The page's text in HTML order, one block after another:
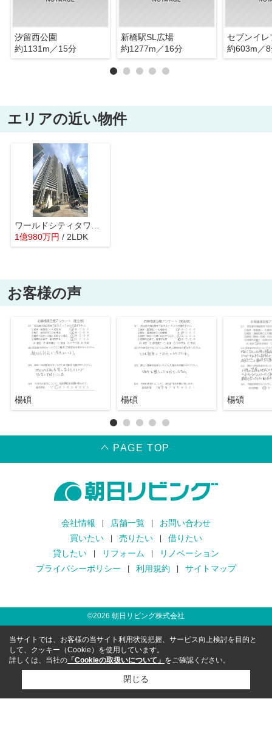
汐留西公園
約1131m／15分
新橋駅SL広場
約1277m／16分
約603m／
エリアの近い物件
ワールドシティタワーズ アクアタワー
1億980万円 / 2LDK
お客様の声
楊碩 楊碩 楊碩
PAGE TOP
会社情報 店舗一覧
お問い合わせ
買いたい
売りたい
借りたい
貸したい
リフォーム
リノベーション
プライバシーポリシー
利用規約 サイトマップ
©2026 朝日リビング株式会社
当サイトでは、お客様の当サイト利用状況把握、サービス向上検討を目的と
して、クッキー（Cookie）を使用しています。
詳しくは、当社の 「Cookieの取扱いについて」 をご確認ください。
閉じる